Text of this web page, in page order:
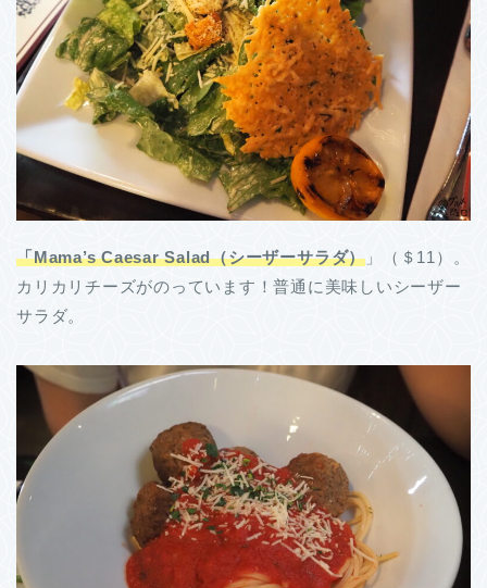
「Mama’s Caesar Salad（シーザーサラダ） 」（＄11）。
カリカリチーズがのっています！普通に美味しいシーザー
サラダ。